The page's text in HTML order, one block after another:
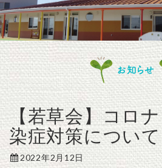
お知らせ
【若草会】コロ
染症対策について
2022年2月12日